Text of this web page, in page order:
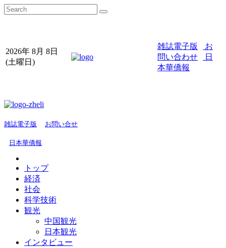
2026年 8月 8日
(土曜日)
雑誌電子版
お
問い合わせ
日
本華僑報
雑誌電子版 お問い合せ
日本華僑報
トップ
経済
社会
科学技術
観光
中国観光
日本観光
インタビュー